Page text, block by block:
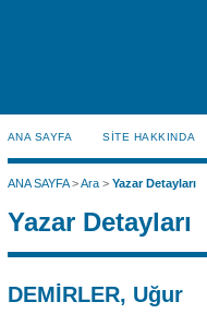
ANA SAYFA SİTE HAKKINDA
ANA SAYFA>Ara> Yazar Detayları
Yazar Detayları
DEMİRLER, Uğur